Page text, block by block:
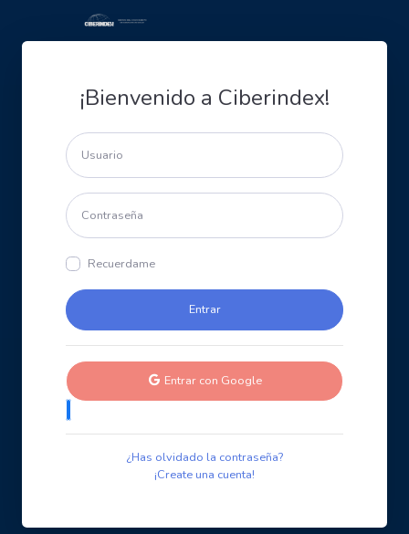
¡Bienvenido a Ciberindex!
Recuerdame
Entrar con Google
¿Has olvidado la contraseña?
¡Create una cuenta!